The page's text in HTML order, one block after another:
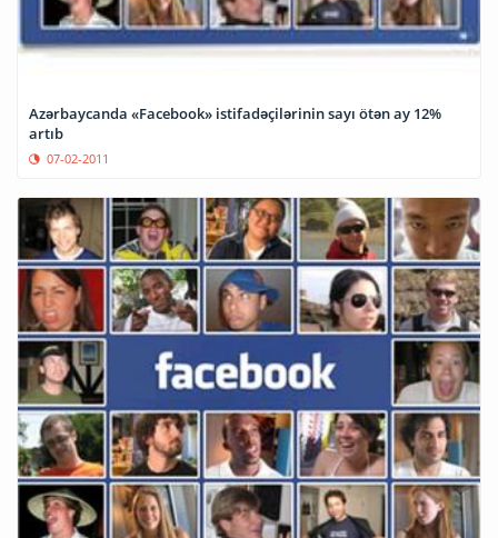
Azərbaycanda «Facebook» istifadəçilərinin sayı ötən ay 12%
artıb
07-02-2011